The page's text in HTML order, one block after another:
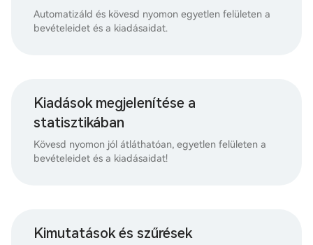
Automatizáld és kövesd nyomon egyetlen felületen a
bevételeidet és a kiadásaidat.
Kiadások megjelenítése a
statisztikában
Kövesd nyomon jól átláthatóan, egyetlen felületen a
bevételeidet és a kiadásaidat!
Kimutatások és szűrések